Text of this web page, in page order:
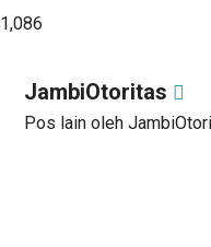
1,086
JambiOtoritas
Pos lain oleh